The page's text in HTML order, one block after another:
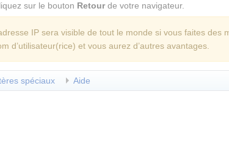
sur le bouton Retourde votre navigateur.
IP sera visible de tout le monde si vous faites des
d’utilisateur(rice) et vous aurez d’autres avantages.
spéciaux Aide